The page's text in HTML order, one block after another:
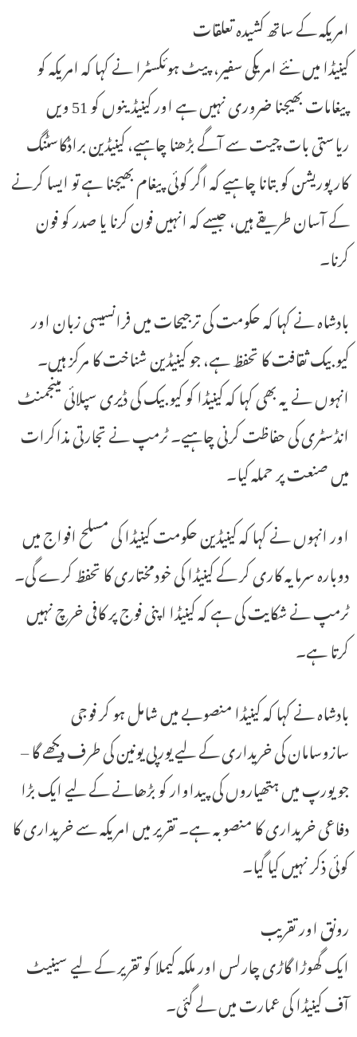
امریکہ کے ساتھ کشیدہ تعلقات
کینیڈا میں نئے امریکی سفیر، پیٹ ہوئکسٹرا نے کہا کہ امریکہ کو
پیغامات بھیجنا ضروری نہیں ہے اور کینیڈینوں کو 51 ویں
ریاستی بات چیت سے آگے بڑھنا چاہیے، کینیڈین براڈکاسٹنگ
کارپوریشن کو بتانا چاہیے کہ اگر کوئی پیغام بھیجنا ہے تو ایسا کرنے
کے آسان طریقے ہیں، جیسے کہ انہیں فون کرنا یا صدر کو فون
کرنا۔
بادشاہ نے کہا کہ حکومت کی ترجیحات میں فرانسیسی زبان اور
کیوبیک ثقافت کا تحفظ ہے، جو کینیڈین شناخت کا مرکز ہیں۔
انہوں نے یہ بھی کہا کہ کینیڈا کو کیوبیک کی ڈیری سپلائی مینجمنٹ
انڈسٹری کی حفاظت کرنی چاہیے۔ ٹرمپ نے تجارتی مذاکرات
میں صنعت پر حملہ کیا۔
اور انہوں نے کہا کہ کینیڈین حکومت کینیڈا کی مسلح افواج میں
دوبارہ سرمایہ کاری کر کے کینیڈا کی خودمختاری کا تحفظ کرے گی۔
ٹرمپ نے شکایت کی ہے کہ کینیڈا اپنی فوج پر کافی خرچ نہیں
کرتا ہے۔
بادشاہ نے کہا کہ کینیڈا منصوبے میں شامل ہو کر فوجی
سازوسامان کی خریداری کے لیے یورپی یونین کی طرف دیکھے گا –
جو یورپ میں ہتھیاروں کی پیداوار کو بڑھانے کے لیے ایک بڑا
دفاعی خریداری کا منصوبہ ہے۔ تقریر میں امریکہ سے خریداری کا
کوئی ذکر نہیں کیا گیا۔
رونق اور تقریب
ایک گھوڑا گاڑی چارلس اور ملکہ کیملا کو تقریر کے لیے سینیٹ
آف کینیڈا کی عمارت میں لے گئی۔